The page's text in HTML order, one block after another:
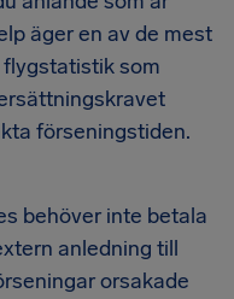
äger en av de mest
som
förseningstiden.
behöver inte betala
anledning till
orsakade